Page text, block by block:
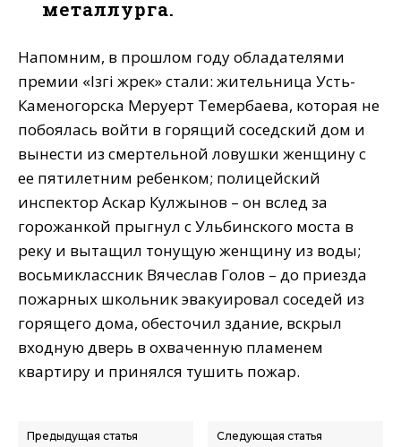
металлурга.
Напомним, в прошлом году обладателями
премии «Iзгi жүрек» стали: жительница Усть-
Каменогорска Меруерт Темербаева, которая не
побоялась войти в горящий соседский дом и
вынести из смертельной ловушки женщину с
ее пятилетним ребенком; полицейский
инспектор Аскар Кулжынов – он вслед за
горожанкой прыгнул с Ульбинского моста в
реку и вытащил тонущую женщину из воды;
восьмиклассник Вячеслав Голов – до приезда
пожарных школьник эвакуировал соседей из
горящего дома, обесточил здание, вскрыл
входную дверь в охваченную пламенем
квартиру и принялся тушить пожар.
Предыдущая статья Следующая статья